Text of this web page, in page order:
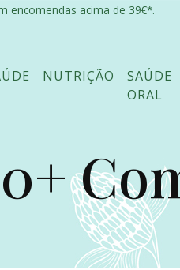
encomendas acima de 39€*.
NUTRIÇÃO
SAÚDE
ORAL